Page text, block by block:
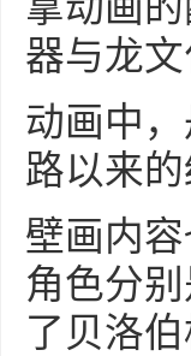
器与龙文
动画中
路以来
壁画内
角色分
了贝洛